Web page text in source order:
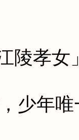
孝女
年唯